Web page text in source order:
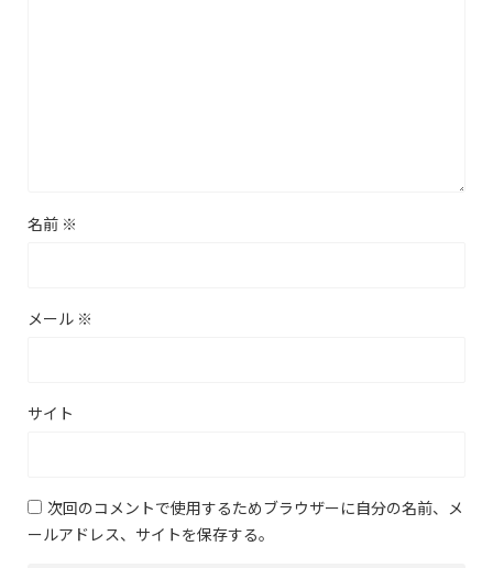
名前 ※
メール ※
サイト
次回のコメントで使用するためブラウザーに自分の名前、メ
ールアドレス、サイトを保存する。